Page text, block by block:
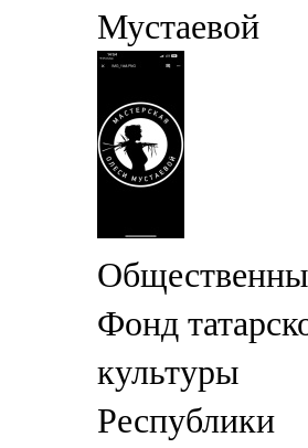
Мустаевой
Фонд
культуры
Республики